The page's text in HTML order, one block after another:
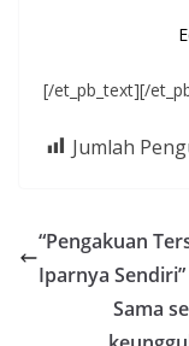
[/et_pb_text][/
Jumlah
“Pengakuan
Iparnya Sendiri”
Sama